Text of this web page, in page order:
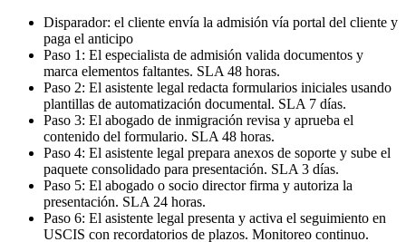
Disparador: el cliente envía la admisión vía portal del cliente y
paga el anticipo
Paso 1: El especialista de admisión valida documentos y
marca elementos faltantes. SLA 48 horas.
Paso 2: El asistente legal redacta formularios iniciales usando
plantillas de automatización documental. SLA 7 días.
Paso 3: El abogado de inmigración revisa y aprueba el
contenido del formulario. SLA 48 horas.
Paso 4: El asistente legal prepara anexos de soporte y sube el
paquete consolidado para presentación. SLA 3 días.
Paso 5: El abogado o socio director firma y autoriza la
presentación. SLA 24 horas.
Paso 6: El asistente legal presenta y activa el seguimiento en
USCIS con recordatorios de plazos. Monitoreo continuo.